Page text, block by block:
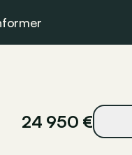
24 950 €